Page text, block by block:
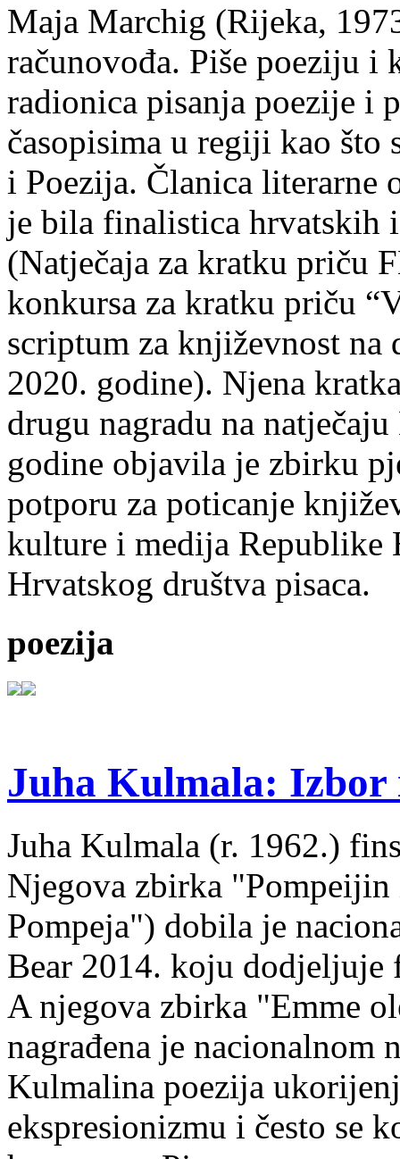
Maja Marchig (Rijeka,
računovođa. Piše poeziju i
radionica pisanja poezije i
časopisima u regiji kao što
i Poezija. Članica literarne
je bila finalistica hrvatskih
(Natječaja za kratku priču
konkursa za kratku priču
scriptum za književnost na
2020. godine). Njena
drugu nagradu na
godine objavila je zbirku
potporu za poticanje
kulture i medija Republike
Hrvatskog društva pisaca.
poezija
Juha Kulmala: Izbor
Juha Kulmala (r. 1962.)
Njegova zbirka
Pompeja") dobila je
Bear 2014. koju
A njegova zbirka "Emme
nagrađena je nacionalnom
Kulmalina poezija
ekspresionizmu i često se